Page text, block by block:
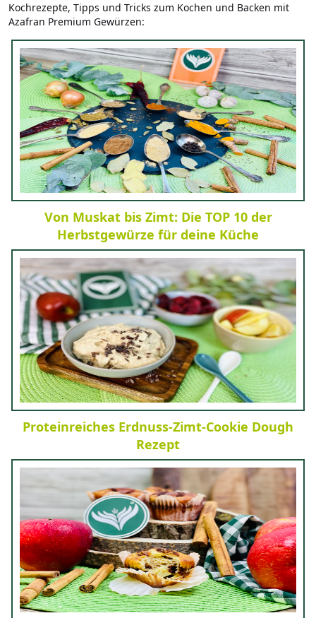
Kochrezepte, Tipps und Tricks zum Kochen und Backen mit
Azafran Premium Gewürzen:
Von Muskat bis Zimt: Die TOP 10 der
Herbstgewürze für deine Küche
Proteinreiches Erdnuss-Zimt-Cookie Dough
Rezept